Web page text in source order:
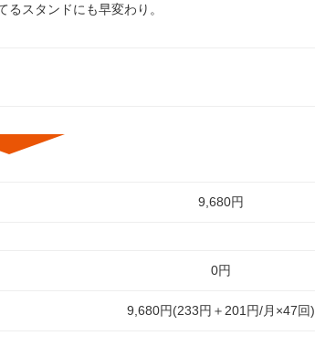
スタンドにも早変わり。
9,680円
0円
9,680円(233円＋201円/月×47回)